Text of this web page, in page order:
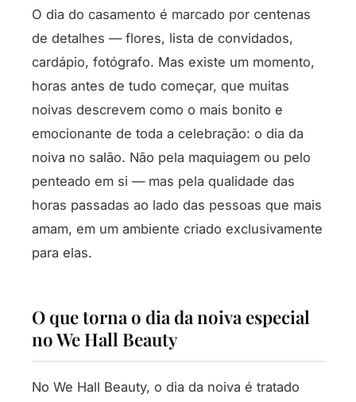
O dia do casamento é marcado por centenas
de detalhes — flores, lista de convidados,
cardápio, fotógrafo. Mas existe um momento,
horas antes de tudo começar, que muitas
noivas descrevem como o mais bonito e
emocionante de toda a celebração: o dia da
noiva no salão. Não pela maquiagem ou pelo
penteado em si — mas pela qualidade das
horas passadas ao lado das pessoas que mais
amam, em um ambiente criado exclusivamente
para elas.
O que torna o dia da noiva especial
no We Hall Beauty
No We Hall Beauty, o dia da noiva é tratado